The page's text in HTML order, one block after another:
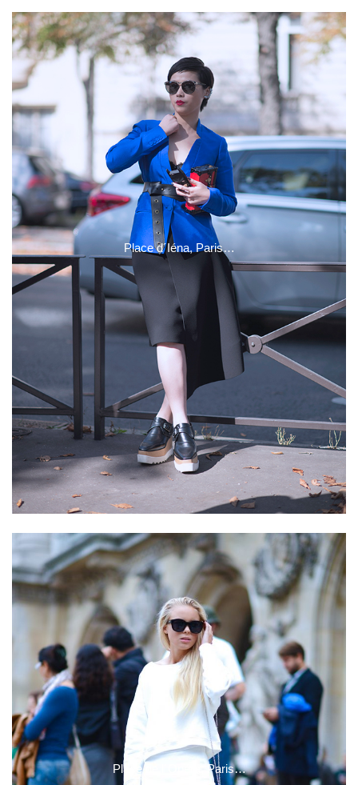
Place d´Iéna, Paris…
Place de l´Opéra, Paris…